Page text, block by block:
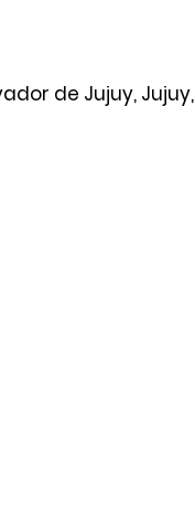
de Jujuy, Jujuy,